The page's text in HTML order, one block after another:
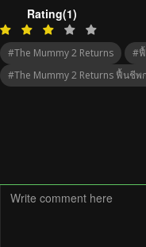
Rating(1)
#The Mummy 2 Returns #
#The Mummy 2 Returns ฟื้นชี